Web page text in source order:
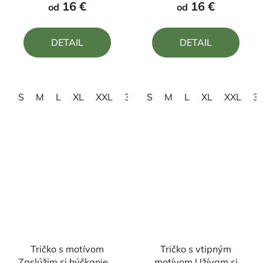
z
od 16 €
DETAIL
S M L XL XXL 3XL
z
od 16 €
DETAIL
S M L XL XXL
Tričko s motívom
Tričko s vtipným